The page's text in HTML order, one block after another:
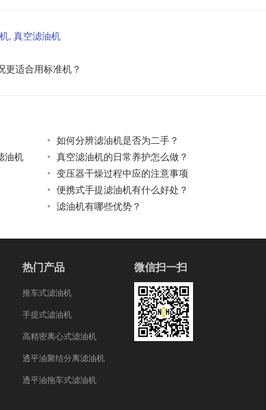
, 真空滤油机
更适合用标准机？
如何分辨滤油机是否为二手？
油机
真空滤油机的日常养护怎么做？
变压器干燥过程中应的注意事项
便携式手提滤油机有什么好处？
滤油机有哪些优势？
热门产品
推车式滤油机
手提式滤油机
高精密离心式滤油机
透平油聚结分离滤油机
透平油拖车式滤油机
微信扫一扫